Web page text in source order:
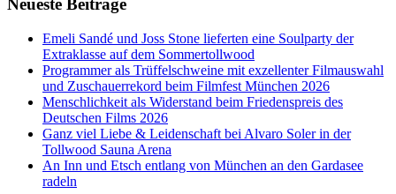
Palafitte
Neueste Beiträge
Emeli Sandé und Joss Stone lieferten eine Soulparty der
Extraklasse auf dem Sommertollwood
Programmer als Trüffelschweine mit exzellenter Filmauswahl
und Zuschauerrekord beim Filmfest München 2026
Menschlichkeit als Widerstand beim Friedenspreis des
Deutschen Films 2026
Ganz viel Liebe & Leidenschaft bei Alvaro Soler in der
Tollwood Sauna Arena
An Inn und Etsch entlang von München an den Gardasee
radeln